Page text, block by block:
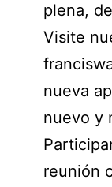
plena,
Visite
nueva
nuevo y
reunión